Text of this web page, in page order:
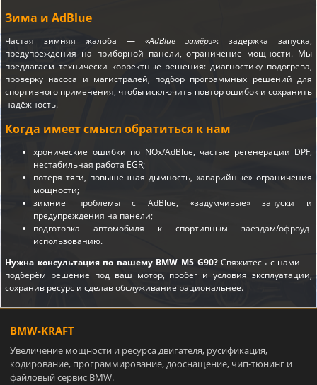
Зима и AdBlue
Частая зимняя жалоба — «AdBlue замёрз»: задержка запуска,
предупреждения на приборной панели, ограничение мощности. Мы
предлагаем технически корректные решения: диагностику подогрева,
проверку насоса и магистралей, подбор программных решений для
спортивного применения, чтобы исключить повтор ошибок и сохранить
надёжность.
Когда имеет смысл обратиться к нам
хронические ошибки по NOx/AdBlue, частые регенерации DPF,
нестабильная работа EGR;
потеря тяги, повышенная дымность, «аварийные» ограничения
мощности;
зимние проблемы с AdBlue, «задумчивые» запуски и
предупреждения на панели;
подготовка автомобиля к спортивным заездам/офроуд-
использованию.
Нужна консультация по вашему BMW M5 G90?Свяжитесь с нами —
подберём решение под ваш мотор, пробег и условия эксплуатации,
сохранив ресурс и сделав обслуживание рациональнее.
BMW-KRAFT
Увеличение мощности и ресурса двигателя, русификация,
кодирование, программирование, дооснащение, чип-тюнинг и
файловый сервис BMW.